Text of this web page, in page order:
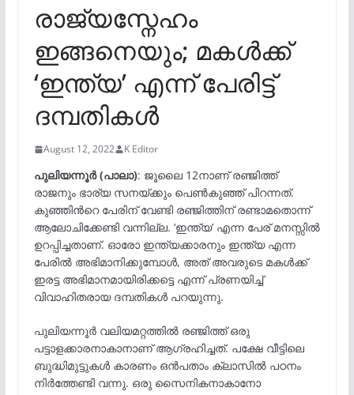
രാജ്യസ്നേഹം
ഇങ്ങനെയും; മകള്‍ക്ക്
‘ഇന്ത്യ’ എന്ന് പേരിട്ട്
ദമ്പതികൾ
August 12, 2022 K Editor
പുലിയന്നൂർ (പാലാ): ജൂലൈ 12നാണ് രഞ്ജിത്ത്
രാജനും ഭാര്യ സനയ്ക്കും പെൺകുഞ്ഞ് പിറന്നത്.
കുഞ്ഞിന്‍റെ പേരിന് വേണ്ടി രഞ്ജിത്തിന് രണ്ടാമതൊന്ന്
ആലോചിക്കേണ്ടി വന്നില്ല. ‘ഇന്ത്യ’ എന്ന പേര് മനസ്സിൽ
ഉറപ്പിച്ചതാണ്. ഓരോ ഇന്ത്യക്കാരനും ഇന്ത്യ എന്ന
പേരിൽ അഭിമാനിക്കുമ്പോൾ, അത് അവരുടെ മകൾക്ക്
ഇരട്ട അഭിമാനമായിരിക്കട്ടെ എന്ന് പ്രണയിച്ച്
വിവാഹിതരായ ദമ്പതികൾ പറയുന്നു.
പുലിയന്നൂർ വലിയമറ്റത്തിൽ രഞ്ജിത്ത് ഒരു
പട്ടാളക്കാരനാകാനാണ് ആഗ്രഹിച്ചത്. പക്ഷേ വീട്ടിലെ
ബുദ്ധിമുട്ടുകൾ കാരണം ഒൻപതാം ക്ലാസിൽ പഠനം
നിർത്തേണ്ടി വന്നു. ഒരു സൈനികനാകാനോ